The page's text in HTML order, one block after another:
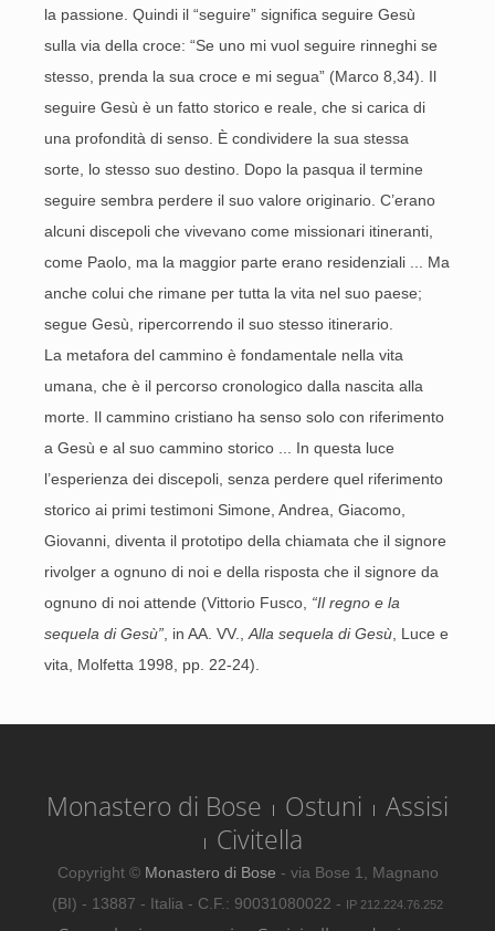
la passione. Quindi il “seguire” significa seguire Gesù
sulla via della croce: “Se uno mi vuol seguire rinneghi se
stesso, prenda la sua croce e mi segua” (Marco 8,34). Il
seguire Gesù è un fatto storico e reale, che si carica di
una profondità di senso. È condividere la sua stessa
sorte, lo stesso suo destino. Dopo la pasqua il termine
seguire sembra perdere il suo valore originario. C’erano
alcuni discepoli che vivevano come missionari itineranti,
come Paolo, ma la maggior parte erano residenziali ... Ma
anche colui che rimane per tutta la vita nel suo paese;
segue Gesù, ripercorrendo il suo stesso itinerario.
La metafora del cammino è fondamentale nella vita
umana, che è il percorso cronologico dalla nascita alla
morte. Il cammino cristiano ha senso solo con riferimento
a Gesù e al suo cammino storico ... In questa luce
l’esperienza dei discepoli, senza perdere quel riferimento
storico ai primi testimoni Simone, Andrea, Giacomo,
Giovanni, diventa il prototipo della chiamata che il signore
rivolger a ognuno di noi e della risposta che il signore da
ognuno di noi attende (Vittorio Fusco, “Il regno e la
sequela di Gesù” , in AA. VV., Alla sequela di Gesù , Luce e
vita, Molfetta 1998, pp. 22-24).
Monastero di Bose Ostuni
Assisi
Civitella
Copyright © Monastero di Bose - via Bose 1, Magnano
(BI) - 13887 - Italia - C.F.: 90031080022 - IP 212.224.76.252